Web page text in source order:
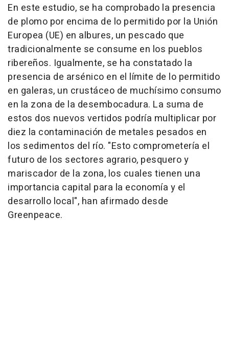
En este estudio, se ha comprobado la presencia
de plomo por encima de lo permitido por la Unión
Europea (UE) en albures, un pescado que
tradicionalmente se consume en los pueblos
ribereños. Igualmente, se ha constatado la
presencia de arsénico en el límite de lo permitido
en galeras, un crustáceo de muchísimo consumo
en la zona de la desembocadura. La suma de
estos dos nuevos vertidos podría multiplicar por
diez la contaminación de metales pesados en
los sedimentos del río. "Esto comprometería el
futuro de los sectores agrario, pesquero y
mariscador de la zona, los cuales tienen una
importancia capital para la economía y el
desarrollo local", han afirmado desde
Greenpeace.